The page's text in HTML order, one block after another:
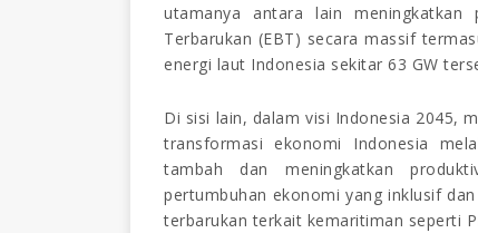
utamanya antara lain meningkatkan
Terbarukan (EBT) secara massif
energi laut Indonesia sekitar 63 GW
Di sisi lain, dalam visi Indonesia 2045,
transformasi ekonomi Indonesia
tambah dan meningkatkan
pertumbuhan ekonomi yang inklusif
terbarukan terkait kemaritiman seperti